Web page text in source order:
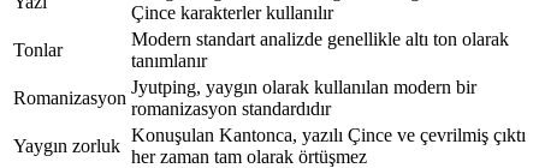
Çince karakterler kullanılır
Tonlar
Modern standart analizde genellikle altı ton olarak
tanımlanır
Romanizasyon
Jyutping, yaygın olarak kullanılan modern bir
romanizasyon standardıdır
Yaygın zorluk
Konuşulan Kantonca, yazılı Çince ve çevrilmiş çıktı
her zaman tam olarak örtüşmez